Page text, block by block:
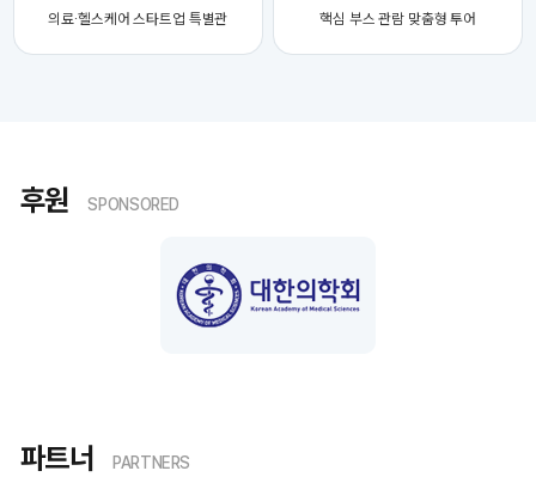
의료∙헬스케어 스타트업 특별관 핵심 부스 관람 맞춤형 투어
후원 SPONSORED
파트너 PARTNERS